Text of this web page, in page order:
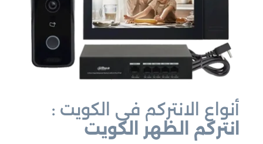
أنواع الانتركم في الكويت :
انتركم الظهر الكويت